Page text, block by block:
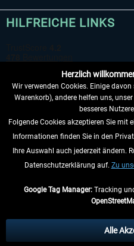
HILFREICHE LINKS
VERTRAG WIDERRUFEN
INFORMATIONEN
anders
** Gilt für Lieferungen innerhalb
Herzlich
Wir verwenden Cookies. Einige
Warenkorb), andere helfen uns,
besseres
Folgende Cookies akzeptieren Sie mit
Informationen finden Sie in den
Ihre Auswahl auch jederzeit ändern.
Datenschutzerklärung auf. Zu
Google Tag Manager:Tracking
Alle